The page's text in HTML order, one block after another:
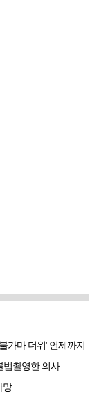
가마 더위' 언제까지
법촬영한 의사
망